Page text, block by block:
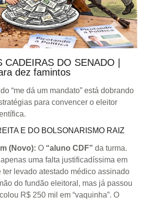
CADEIRAS DO SENADO |
dez famintos
“me dá um mandato” está dobrando
para convencer o eleitor
E DO BOLSONARISMO RAIZ
(Novo): O “aluno CDF” da turma.
uma falta justificadíssima em
ter levado atestado médico assinado
do fundão eleitoral, mas já passou
R$ 250 mil em “vaquinha”. O